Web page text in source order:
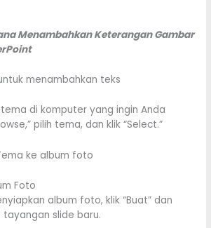
Menambahkan Keterangan Gambar
di komputer yang ingin Anda
pilih tema, dan klik “Select.”
Foto
album foto, klik “Buat” dan
slide baru.